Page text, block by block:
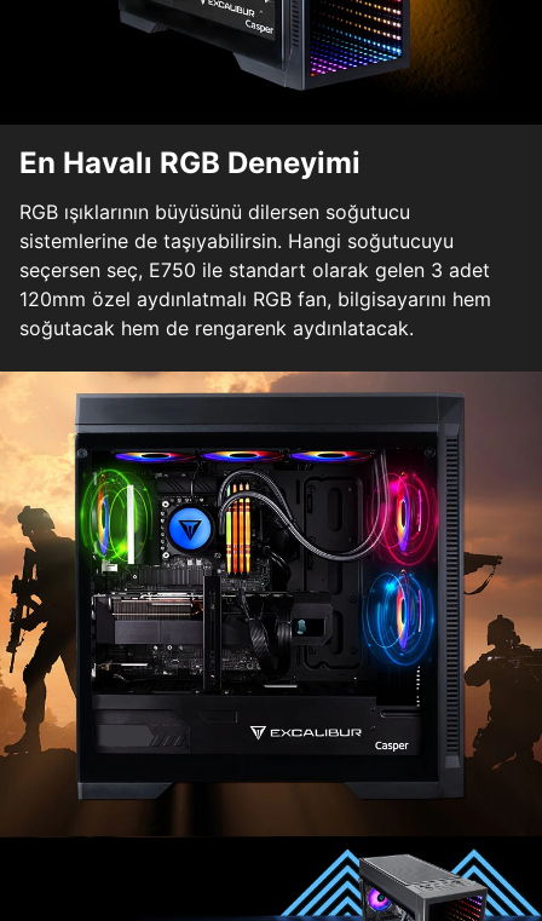
En Havalı RGB Deneyimi
RGB ışıklarının büyüsünü dilersen soğutucu
sistemlerine de taşıyabilirsin. Hangi soğutucuyu
seçersen seç, E750 ile standart olarak gelen 3 adet
120mm özel aydınlatmalı RGB fan, bilgisayarını hem
soğutacak hem de rengarenk aydınlatacak.